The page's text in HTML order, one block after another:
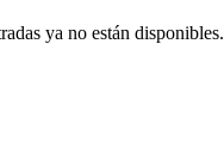
ya no están disponibles.